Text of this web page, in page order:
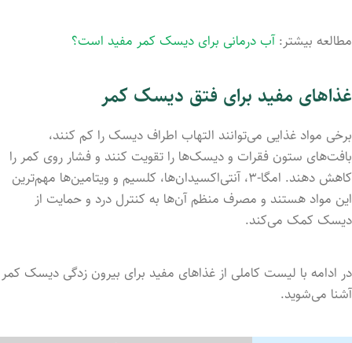
مطالعه بیشتر:آب درمانی برای دیسک کمر مفید است؟
غذاهای مفید برای فتق دیسک کمر
برخی مواد غذایی می‌توانند التهاب اطراف دیسک را کم کنند،
بافت‌های ستون فقرات و دیسک‌ها را تقویت کنند و فشار روی کمر را
کاهش دهند. امگا-۳، آنتی‌اکسیدان‌ها، کلسیم و ویتامین‌ها مهم‌ترین
این مواد هستند و مصرف منظم آن‌ها به کنترل درد و حمایت از
دیسک کمک می‌کند.
در ادامه با لیست کاملی از غذاهای مفید برای بیرون زدگی دیسک کمر
آشنا می‌شوید.